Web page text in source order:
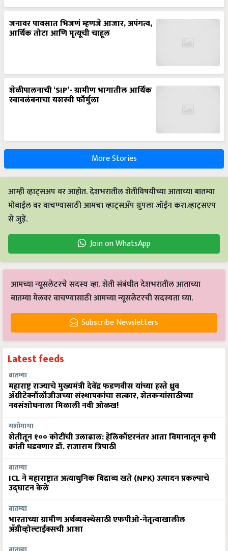
जनावर पावसात भिजणं म्हणजे आजार, अपंगत्व,
आर्थिक तोटा आणि मृत्यूची चाहूल
स्वावलंबनाचा यशस्वी फॉर्मुला
More Stories
आम्ही व्हाट्सअप वर आहोत. देशभरातील शेतीविषयीच्या आताच्या बातम्या
मोबाईल वर वाचण्यासाठी आमचा व्हाट्सअँप ग्रुपला जॉईन करा.व्हाट्सएप
से जुड़ें.
Join on WhatsApp
आमच्या न्यूसलेटरचे सदस्य व्हा. शेती संबंधीत देशभरातील आताच्या
बातम्या मेलवर वाचण्यासाठी आमच्या न्यूसलेटरची सदस्यता घ्या.
Subscribe Newsletters
बातम्या
महाराष्ट्र राज्याचे मुख्यमंत्री देवेंद्र फडणवीस यांच्या हस्ते ध्रुव
ॲग्रीटेक्नॉलॉजीजच्या संस्थापकांचा सत्कार, शेतकऱ्यांसाठीच्या
नवसंशोधनाला मिळाली नवी ओळख!
शेतीतून १०० कोटींची उलाढाल: हेलिकॉप्टरनंतर आता विमानातून कृषी
क्रांती घडवणार डॉ. राजाराम त्रिपाठी
ICL ने महाराष्ट्रात अत्याधुनिक विद्राव्य खते (NPK) उत्पादन प्रकल्पाचे
उद्घाटन केले
भारताच्या ग्रामीण अर्थव्यवस्थेसाठी एफपीओ-नेतृत्वाखालील
अ‍ॅग्रीव्होल्टाईक्सची आशा